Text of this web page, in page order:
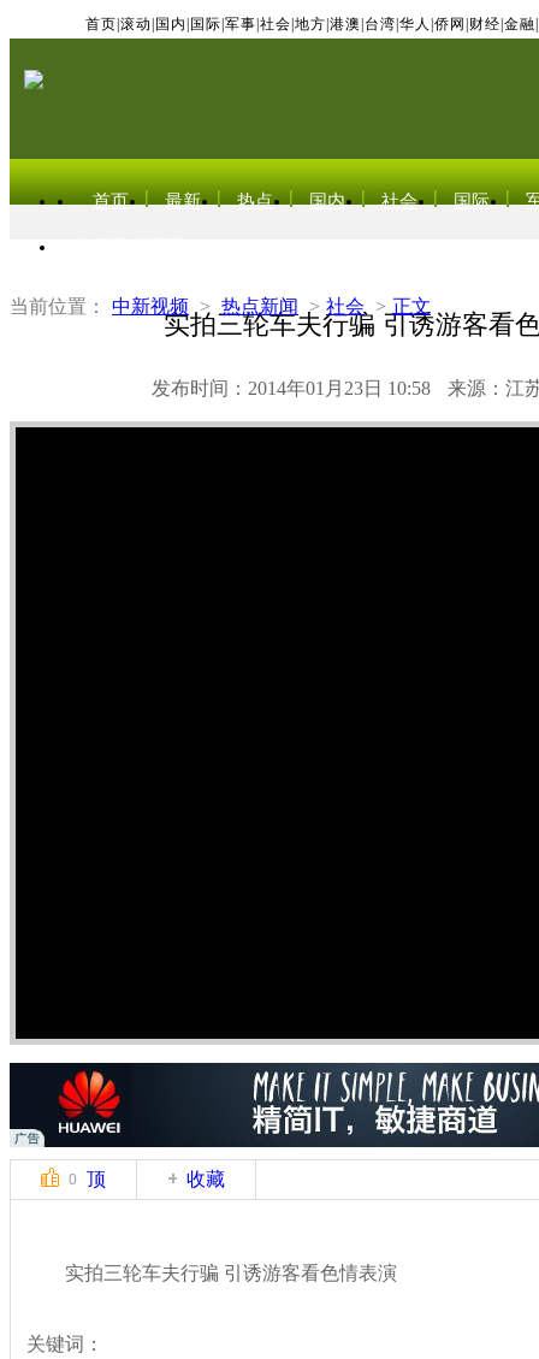
首页 滚动 国内 国际 军事 社会 地方 港澳 台湾 华人 侨网 财经 金融
首页 最新 热点 国内 社会 国际
当前位置： 中新视频 > 热点新闻 > 社会 > 正文
实拍三轮车夫行骗 引诱游客看
发布时间：2014年01月23日 10:58 来源：江
0 顶 收藏
实拍三轮车夫行骗 引诱游客看色情表演
关键词：